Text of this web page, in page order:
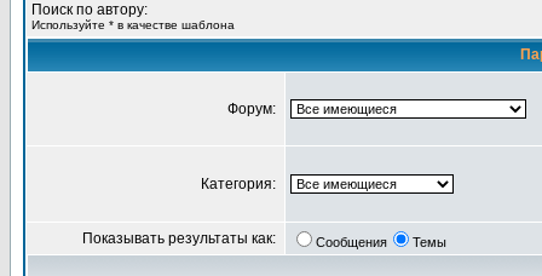
Поиск по автору:
Используйте * в качестве шаблона
Форум:
Категория:
Показывать результаты как: Сообщения Темы